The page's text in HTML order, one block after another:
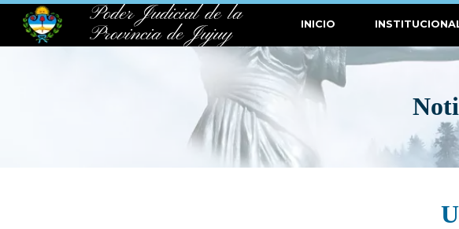
Poder Judicial de la
Provincia de Jujuy
INICIO